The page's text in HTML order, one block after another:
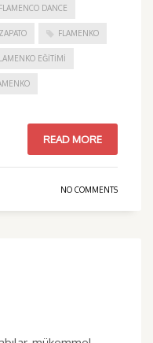
FLAMENCO DANCE
FLAMENKO
EĞITIMI
READ MORE
NO COMMENTS